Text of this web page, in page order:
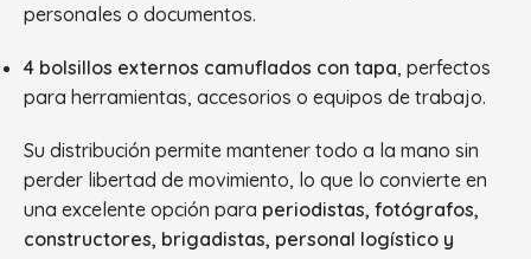
personales o documentos.
4 bolsillos externos camuflados con tapa, perfectos
para herramientas, accesorios o equipos de trabajo.
Su distribución permite mantener todo a la mano sin
perder libertad de movimiento, lo que lo convierte en
una excelente opción para periodistas, fotógrafos,
constructores, brigadistas, personal logístico y